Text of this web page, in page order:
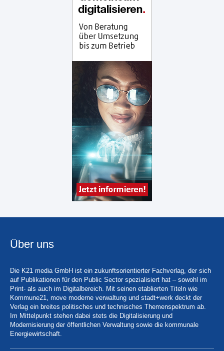
Über uns
Die K21 media GmbH ist ein zukunftsorientierter Fachverlag, der sich
auf Publikationen für den Public Sector spezialisiert hat – sowohl im
Print- als auch im Digitalbereich. Mit seinen etablierten Titeln wie
Kommune21, move moderne verwaltung und stadt+werk deckt der
Verlag ein breites politisches und technisches Themenspektrum ab.
Im Mittelpunkt stehen dabei stets die Digitalisierung und
Modernisierung der öffentlichen Verwaltung sowie die kommunale
Energiewirtschaft.